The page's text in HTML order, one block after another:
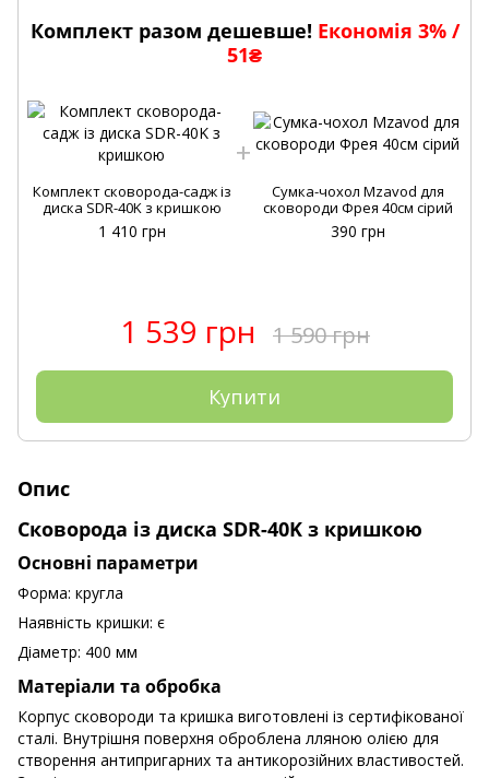
Комплект разом дешевше! Економія 3% /
51₴
Комплект сковорода-садж із
диска SDR-40K з кришкою
1 410 грн
Сумка-чохол Mzavod для
сковороди Фрея 40см сірий
390 грн
1 539 грн 1 590 грн
Купити
Опис
Сковорода із диска SDR-40K з кришкою
Основні параметри
Форма: кругла
Наявність кришки: є
Діаметр: 400 мм
Матеріали та обробка
Корпус сковороди та кришка виготовлені із сертифікованої
сталі. Внутрішня поверхня оброблена лляною олією для
створення антипригарних та антикорозійних властивостей.